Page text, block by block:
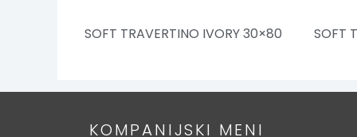
SOFT TRAVERTINO IVORY 30×80 SOFT
KOMPANIJSKI MENI